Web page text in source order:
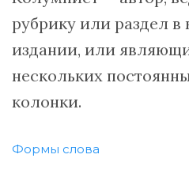
рубрику или раздел
издании, или
нескольких
колонки.
Формы слова